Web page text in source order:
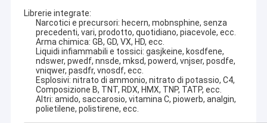
Librerie integrate:
Narcotici e precursori: hecern, mobnsphine, senza
precedenti, vari, prodotto, quotidiano, piacevole, ecc.
Arma chimica: GB, GD, VX, HD, ecc.
Liquidi infiammabili e tossici: gasjkeine, kosdfene,
ndswer, pwedf, nnsde, mksd, powerd, vnjser, posdfe,
vniqwer, pasdfr, vnosdf, ecc.
Esplosivi: nitrato di ammonio, nitrato di potassio, C4,
Composizione B, TNT, RDX, HMX, TNP, TATP, ecc.
Altri: amido, saccarosio, vitamina C, piowerb, analgin,
polietilene, polistirene, ecc.